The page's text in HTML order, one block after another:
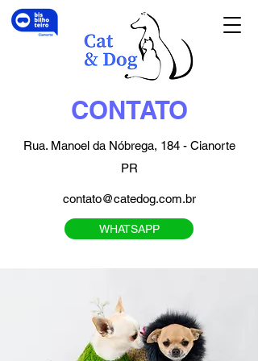
CONTATO
Rua. Manoel da Nóbrega, 184 - Cianorte
PR
contato@catedog.com.br
WHATSAPP